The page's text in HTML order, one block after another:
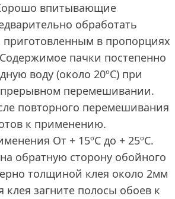
впитывающие
обработать
в пропорциях
пачки постепенно
воду (около 20ºC) при
перемешивании.
повторного перемешивания
к применению.
От + 15ºC до + 25ºC.
обратную сторону обойного
толщиной клея около 2мм
клея загните полосы обоев к